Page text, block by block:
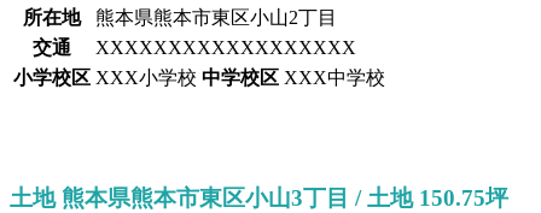
所在地
熊本県熊本市東区小山2丁目
交通
XXXXXXXXXXXXXXXXXX
小学校区 XXX小学校 中学校区 XXX中学校
土地 熊本県熊本市東区小山3丁目 / 土地 150.75坪